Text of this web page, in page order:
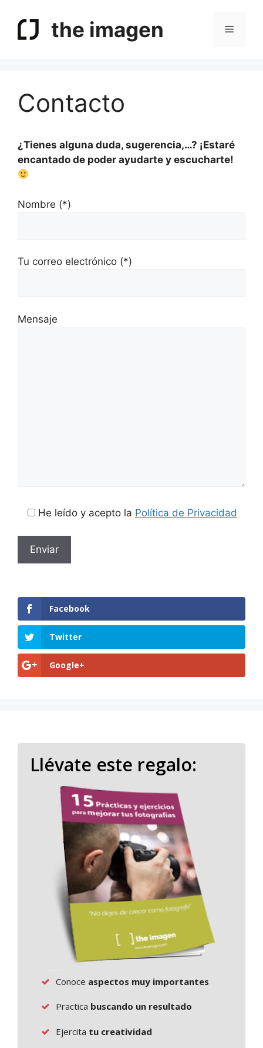
contenido
the imagen Menú
Contacto
¿Tienes alguna duda, sugerencia,…? ¡Estaré
encantado de poder ayudarte y escucharte!
Nombre (*)
Tu correo electrónico (*)
Mensaje
He leído y acepto la Política de Privacidad
Facebook
Twitter
Google+
Llévate este regalo:
Conoce aspectos muy importantes
Practica buscando un resultado
Ejercita tu creatividad